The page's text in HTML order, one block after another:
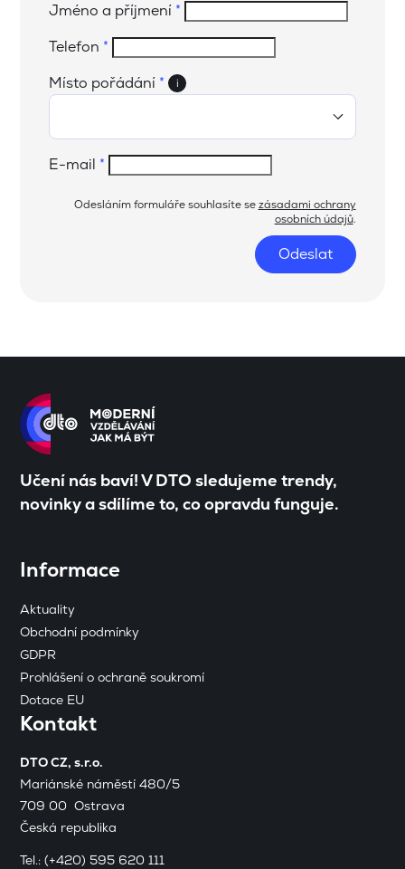
Jméno a příjmení *
Telefon *
Místo pořádání * i
E-mail *
Odesláním formuláře souhlasíte sezásadami ochrany
osobních údajů.
Odeslat
Učení nás baví! V DTO sledujeme trendy,
novinky a sdílíme to, co opravdu funguje.
Informace
Aktuality
Obchodní podmínky
GDPR
Prohlášení o ochraně soukromí
Dotace EU
Kontakt
DTO CZ, s.r.o.
Mariánské náměstí 480/5
709 00 Ostrava
Česká republika
Tel.:(+420) 595 620 111